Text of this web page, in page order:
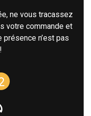
ne vous tracassez
votre commande et
n’est pas